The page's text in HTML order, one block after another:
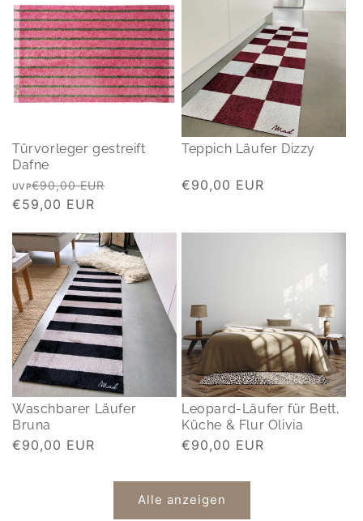
Türvorleger gestreift
Dafne
Normaler
Preis
UVP€90,00 EUR
Verkaufspreis
€59,00 EUR
Teppich Läufer Dizzy
Normaler
€90,00 EUR
Waschbarer Läufer
Bruna
Normaler
€90,00 EUR
Leopard-Läufer für Bett,
Küche & Flur Olivia
Normaler
€90,00 EUR
Alle anzeigen